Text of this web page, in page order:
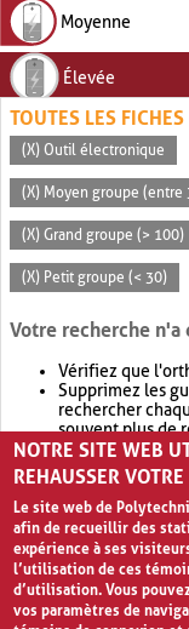
Moyenne
Élevée
TOUTES LES
(X) Outil électronique
(X) Moyen groupe (entre
(X) Grand groupe (> 100)
(X) Petit groupe (< 30)
Votre recherche n'a
Vérifiez que
Supprimez les
rechercher
souvent plus de
Envisagez
retournera
NOTRE SITE WEB
REHAUSSER
Le site web de
afin de recueillir des
expérience à ses
l’utilisation de ces
d’utilisation. Vous
vos paramètres de